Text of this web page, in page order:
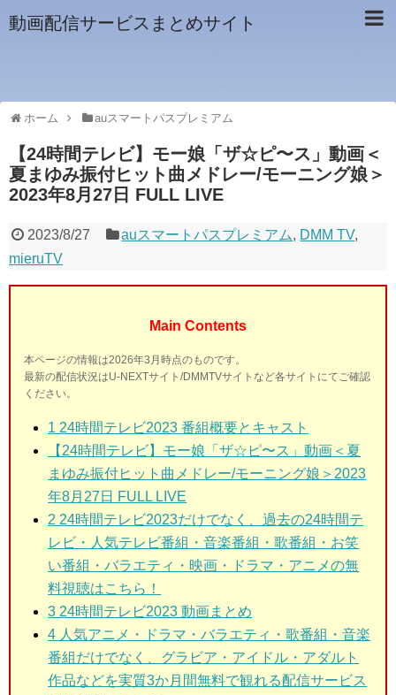
動画配信サービスまとめサイト
ホーム auスマートパスプレミアム
【24時間テレビ】モー娘「ザ☆ピ〜ス」動画＜
夏まゆみ振付ヒット曲メドレー/モーニング娘＞
2023年8月27日 FULL LIVE
2023/8/27 auスマートパスプレミアム, DMM TV,
mieruTV
Main Contents
本ページの情報は2026年3月時点のものです。
最新の配信状況はU-NEXTサイト/DMMTVサイトなど各サイトにてご確認
ください。
1 24時間テレビ2023 番組概要とキャスト
【24時間テレビ】モー娘「ザ☆ピ〜ス」動画＜夏
まゆみ振付ヒット曲メドレー/モーニング娘＞2023
年8月27日 FULL LIVE
2 24時間テレビ2023だけでなく、過去の24時間テ
レビ・人気テレビ番組・音楽番組・歌番組・お笑
い番組・バラエティ・映画・ドラマ・アニメの無
料視聴はこちら！
3 24時間テレビ2023 動画まとめ
4 人気アニメ・ドラマ・バラエティ・歌番組・音楽
番組だけでなく、グラビア・アイドル・アダルト
作品などを実質3か月間無料で観れる配信サービス